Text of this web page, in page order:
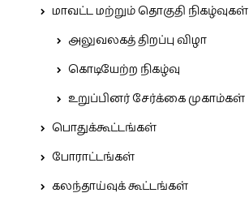
மாவட்ட மற்றும் தொகுதி நிகழ்வுகள்
அலுவலகத் திறப்பு விழா
கொடியேற்ற நிகழ்வு
உறுப்பினர் சேர்க்கை முகாம்கள்
பொதுக்கூட்டங்கள்
போராட்டங்கள்
கலந்தாய்வுக் கூட்டங்கள்